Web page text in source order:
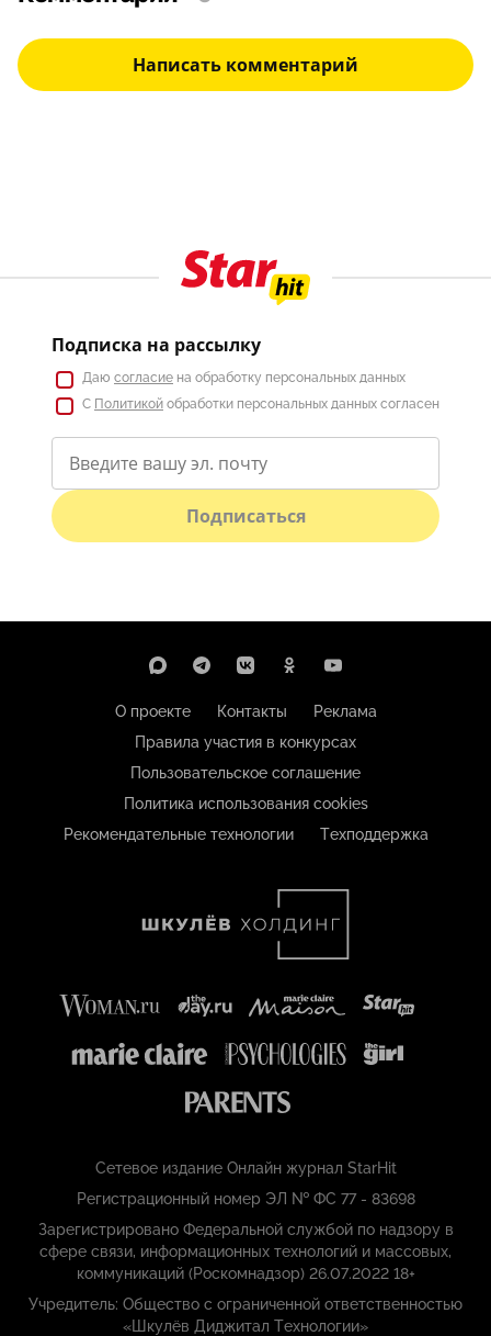
Написать комментарий
Подписка на рассылку
Даю согласие на обработку персональных данных
С Политикой обработки персональных данных согласен
Подписаться
О проекте Контакты
Реклама
Правила участия в конкурсах
Пользовательское соглашение
Политика использования cookies
Рекомендательные технологии
Техподдержка
Сетевое издание Онлайн журнал StarHit
Регистрационный номер ЭЛ № ФС 77 - 83698
Зарегистрировано Федеральной службой по надзору в
сфере связи, информационных технологий и массовых,
коммуникаций (Роскомнадзор) 26.07.2022 18+
Учредитель: Общество с ограниченной ответственностью
«Шкулёв Диджитал Технологии»